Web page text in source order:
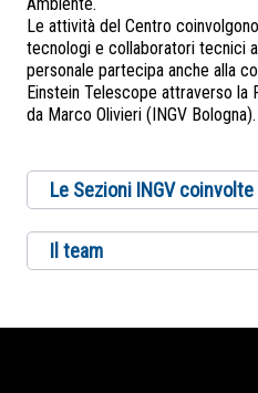
Le attività del Centro
tecnologi e collaboratori tecnici
personale partecipa anche alla
Einstein Telescope attraverso la
da Marco Olivieri (INGV Bologna).
Le Sezioni INGV coinvolte
Il team